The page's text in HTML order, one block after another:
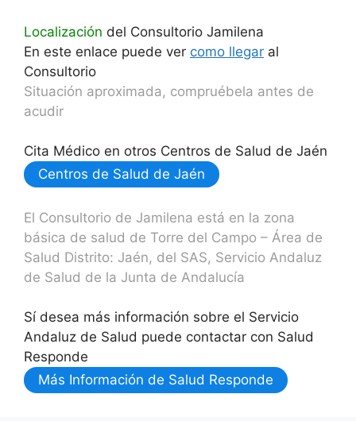
Localización del Consultorio Jamilena
En este enlace puede ver como llegar al
Consultorio
Situación aproximada, compruébela antes de
acudir
Cita Médico en otros Centros de Salud de Jaén
Centros de Salud de Jaén
El Consultorio de Jamilena está en la zona
básica de salud de Torre del Campo – Área de
Salud Distrito: Jaén, del SAS, Servicio Andaluz
de Salud de la Junta de Andalucía
Sí desea más información sobre el Servicio
Andaluz de Salud puede contactar con Salud
Responde
Más Información de Salud Responde